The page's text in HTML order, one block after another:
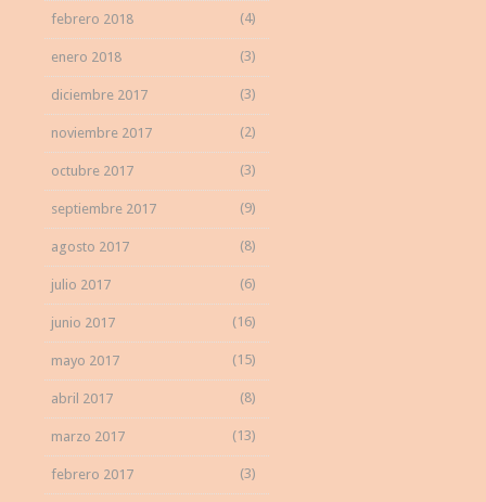
febrero 2018 (4)
enero 2018 (3)
diciembre 2017 (3)
noviembre 2017 (2)
octubre 2017 (3)
septiembre 2017 (9)
agosto 2017 (8)
julio 2017 (6)
junio 2017 (16)
mayo 2017 (15)
abril 2017 (8)
marzo 2017 (13)
febrero 2017 (3)